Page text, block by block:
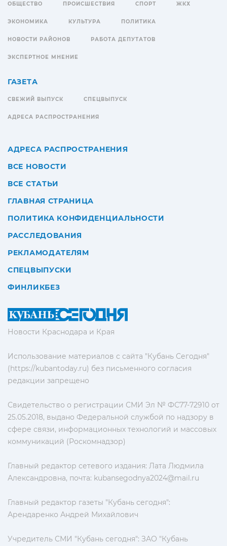
Новости Краснодара и Края
Использование материалов с сайта "Кубань Сегодня"
(https://kubantoday.ru) без письменного согласия
редакции запрещено
Свидетельство о регистрации СМИ Эл № ФС77-72910 от
25.05.2018, выдано Федеральной службой по надзору в
сфере связи, информационных технологий и массовых
коммуникаций (Роскомнадзор)
Главный редактор сетевого издания: Лата Людмила
Александровна, почта: kubansegodnya2024@mail.ru
Главный редактор газеты "Кубань сегодня":
Арендаренко Андрей Михайлович
Учредитель СМИ "Кубань сегодня": ЗАО "Кубань
ОБЩЕСТВО ПРОИСШЕСТВИЯ СПОРТ ЖКХ
ЭКОНОМИКА КУЛЬТУРА ПОЛИТИКА
НОВОСТИ РАЙОНОВ РАБОТА ДЕПУТАТОВ
ЭКСПЕРТНОЕ МНЕНИЕ
ГАЗЕТА
СВЕЖИЙ ВЫПУСК СПЕЦВЫПУСК
АДРЕСА РАСПРОСТРАНЕНИЯ
АДРЕСА РАСПРОСТРАНЕНИЯ
ВСЕ НОВОСТИ
ВСЕ СТАТЬИ
ГЛАВНАЯ СТРАНИЦА
ПОЛИТИКА КОНФИДЕНЦИАЛЬНОСТИ
РАССЛЕДОВАНИЯ
РЕКЛАМОДАТЕЛЯМ
СПЕЦВЫПУСКИ
ФИНЛИКБЕЗ